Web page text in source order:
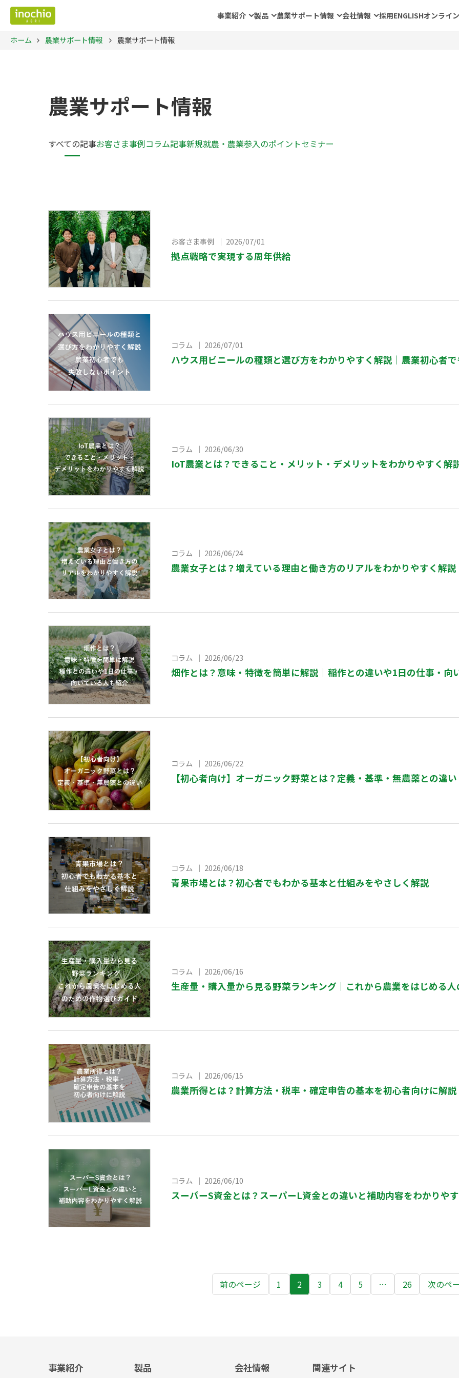
事業紹介 製品 農業サポート情報 会社情報 採用ENGLISHオンライ
ホーム 農業サポート情報 農業サポート情報
農業サポート情報
すべての記事お客さま事例コラム記事新規就農・農業参入のポイントセミナー
お客さま事例 ｜ 2026/07/01
拠点戦略で実現する周年供給
コラム ｜ 2026/07/01
ハウス用ビニールの種類と選び方をわかりやすく解説｜農業初心者
コラム ｜ 2026/06/30
IoT農業とは？できること・メリット・デメリットをわかりやすく解
コラム ｜ 2026/06/24
農業女子とは？増えている理由と働き方のリアルをわかりやすく解説
コラム ｜ 2026/06/23
畑作とは？意味・特徴を簡単に解説｜稲作との違いや1日の仕事・向
コラム ｜ 2026/06/22
【初心者向け】オーガニック野菜とは？定義・基準・無農薬との違い
コラム ｜ 2026/06/18
青果市場とは？初心者でもわかる基本と仕組みをやさしく解説
コラム ｜ 2026/06/16
生産量・購入量から見る野菜ランキング｜これから農業をはじめる
コラム ｜ 2026/06/15
農業所得とは？計算方法・税率・確定申告の基本を初心者向けに解説
コラム ｜ 2026/06/10
スーパーS資金とは？スーパーL資金との違いと補助内容をわかりや
前のページ 1 2 3 4 5 … 26 次のペ
事業紹介 製品 会社情報 関連サイト